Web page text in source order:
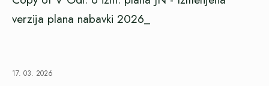
verzija plana nabavki 2026_
17. 03. 2026